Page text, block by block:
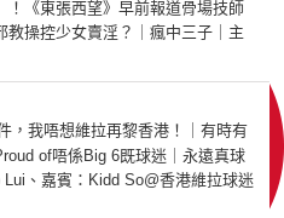
！《東張西望》早前報道骨場技師
操控少女賣淫？｜瘋中三子｜主
，我唔想維拉再黎香港！｜有時有
of唔係Big 6既球迷｜永遠真球
、嘉賓：Kidd So@香港維拉球迷